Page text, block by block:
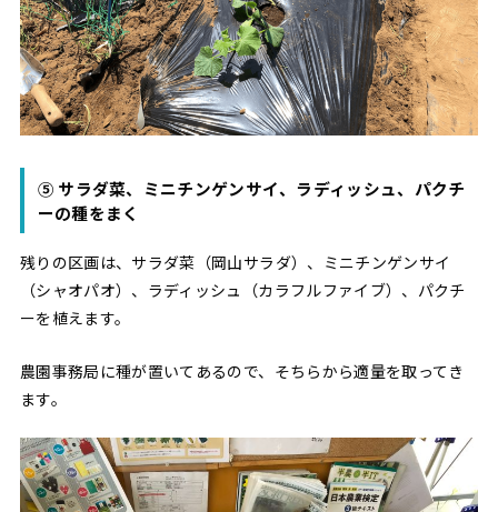
⑤ サラダ菜、ミニチンゲンサイ、ラディッシュ、パクチ
ーの種をまく
残りの区画は、サラダ菜（岡山サラダ）、ミニチンゲンサイ
（シャオパオ）、ラディッシュ（カラフルファイブ）、パクチ
ーを植えます。
農園事務局に種が置いてあるので、そちらから適量を取ってき
ます。